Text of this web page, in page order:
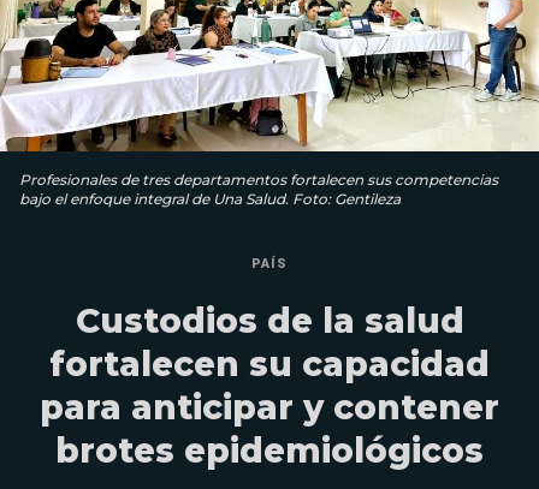
Profesionales de tres departamentos fortalecen sus competencias
bajo el enfoque integral de Una Salud. Foto: Gentileza
PAÍS
Custodios de la salud
fortalecen su capacidad
para anticipar y contener
brotes epidemiológicos